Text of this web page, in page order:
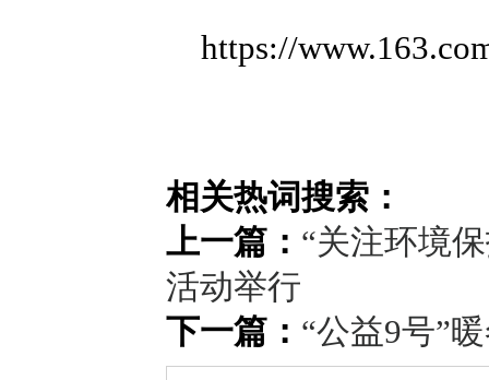
https://
相关热词搜索：
上一篇： “关注环境
活动举行
下一篇： “公益9号”